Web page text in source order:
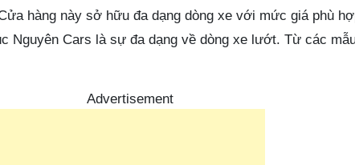
hàng này sở hữu đa dạng dòng xe với mức giá phù
Nguyên Cars là sự đa dạng về dòng xe lướt. Từ các
Advertisement